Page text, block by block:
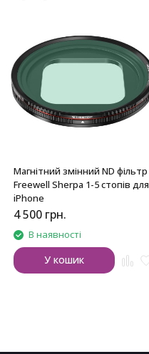
Магнітний змінний ND фільтр
Freewell Sherpa 1-5 стопів для
iPhone
4 500 грн.
В наявності
У кошик